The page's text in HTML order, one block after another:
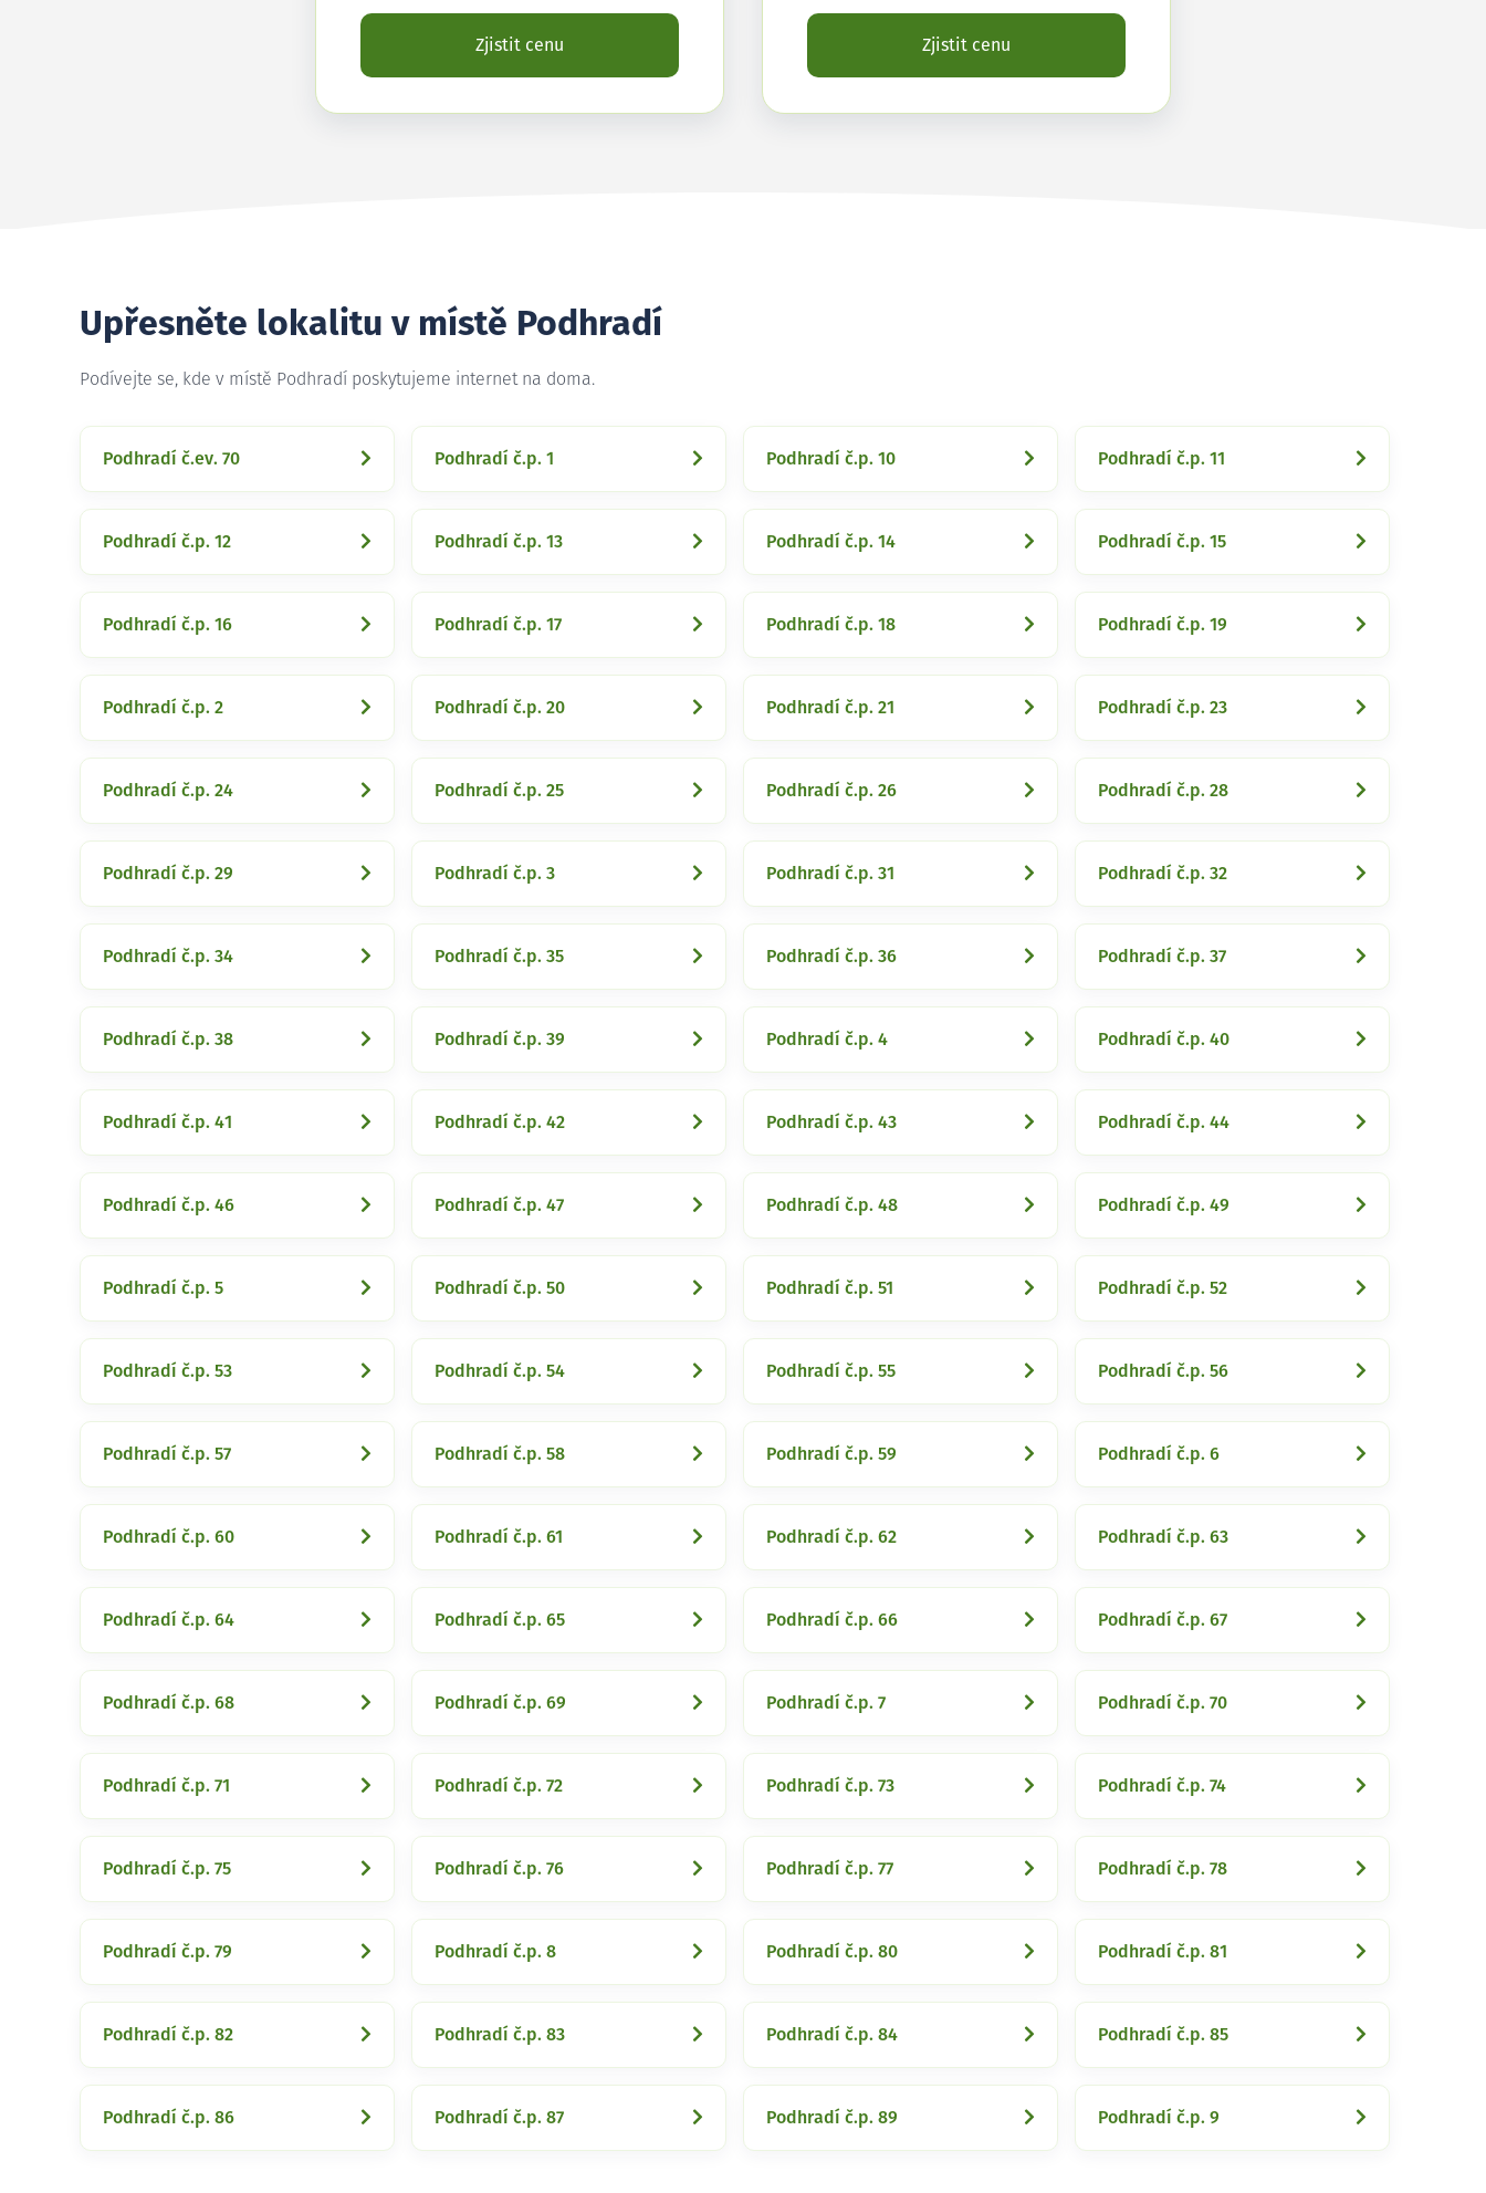
Zjistit cenu Zjistit cenu
Upřesněte lokalitu v místě Podhradí
Podívejte se, kde v místě Podhradí poskytujeme internet na doma.
Podhradí č.ev. 70 Podhradí č.p. 1 Podhradí č.p. 10 Podhradí č.p. 11
Podhradí č.p. 12 Podhradí č.p. 13 Podhradí č.p. 14 Podhradí č.p. 15
Podhradí č.p. 16 Podhradí č.p. 17 Podhradí č.p. 18 Podhradí č.p. 19
Podhradí č.p. 2 Podhradí č.p. 20 Podhradí č.p. 21 Podhradí č.p. 23
Podhradí č.p. 24 Podhradí č.p. 25 Podhradí č.p. 26 Podhradí č.p. 28
Podhradí č.p. 29 Podhradí č.p. 3 Podhradí č.p. 31 Podhradí č.p. 32
Podhradí č.p. 34 Podhradí č.p. 35 Podhradí č.p. 36 Podhradí č.p. 37
Podhradí č.p. 38 Podhradí č.p. 39 Podhradí č.p. 4 Podhradí č.p. 40
Podhradí č.p. 41 Podhradí č.p. 42 Podhradí č.p. 43 Podhradí č.p. 44
Podhradí č.p. 46 Podhradí č.p. 47 Podhradí č.p. 48 Podhradí č.p. 49
Podhradí č.p. 5 Podhradí č.p. 50 Podhradí č.p. 51 Podhradí č.p. 52
Podhradí č.p. 53 Podhradí č.p. 54 Podhradí č.p. 55 Podhradí č.p. 56
Podhradí č.p. 57 Podhradí č.p. 58 Podhradí č.p. 59 Podhradí č.p. 6
Podhradí č.p. 60 Podhradí č.p. 61 Podhradí č.p. 62 Podhradí č.p. 63
Podhradí č.p. 64 Podhradí č.p. 65 Podhradí č.p. 66 Podhradí č.p. 67
Podhradí č.p. 68 Podhradí č.p. 69 Podhradí č.p. 7 Podhradí č.p. 70
Podhradí č.p. 71 Podhradí č.p. 72 Podhradí č.p. 73 Podhradí č.p. 74
Podhradí č.p. 75 Podhradí č.p. 76 Podhradí č.p. 77 Podhradí č.p. 78
Podhradí č.p. 79 Podhradí č.p. 8 Podhradí č.p. 80 Podhradí č.p. 81
Podhradí č.p. 82 Podhradí č.p. 83 Podhradí č.p. 84 Podhradí č.p. 85
Podhradí č.p. 86 Podhradí č.p. 87 Podhradí č.p. 89 Podhradí č.p. 9